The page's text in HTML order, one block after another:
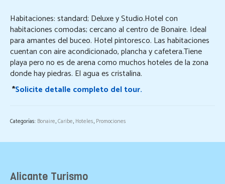
Habitaciones: standard; Deluxe y Studio.Hotel con
habitaciones comodas; cercano al centro de Bonaire. Ideal
para amantes del buceo. Hotel pintoresco. Las habitaciones
cuentan con aire acondicionado, plancha y cafetera.Tiene
playa pero no es de arena como muchos hoteles de la zona
donde hay piedras. El agua es cristalina.
*Solicite detalle completo del tour.
Categorías: Bonaire,Caribe, Hoteles, Promociones
Alicante Turismo